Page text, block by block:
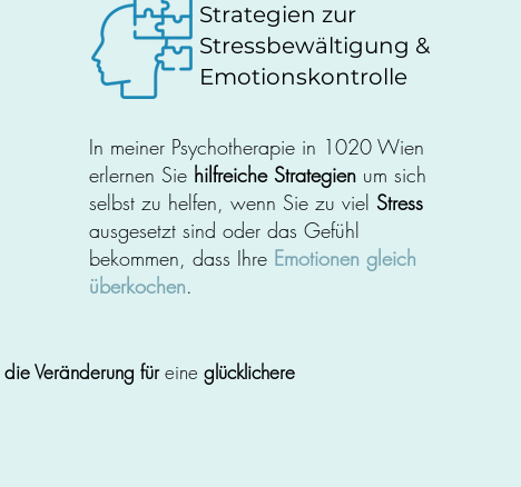
Strategien zur
Stressbewältigung &
Emotionskontrolle
In meiner Psychotherapie in 1020 Wien
erlernen Sie hilfreiche Strategien um sich
selbst zu helfen, wenn Sie zu vielStress
ausgesetzt sind oder das Gefühl
bekommen, dass Ihre Emotionen gleich
überkochen.
die Veränderung füreine glücklichere